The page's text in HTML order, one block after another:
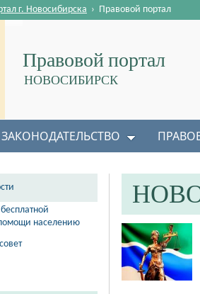
Правовой портал
НОВОСИБИРСК
г. Новосибирска › Правовой портал
ЗАКОНОДАТЕЛЬСТВО
населению